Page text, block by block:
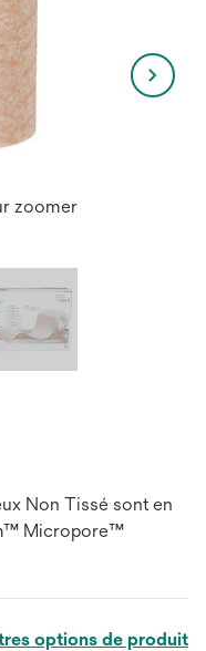
zoomer
Non Tissé sont en
Micropore™
options de produit